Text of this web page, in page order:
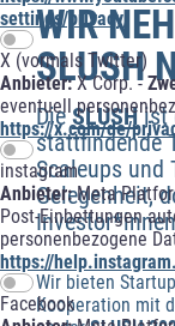
settings/privacy/
X (vormals Twitter)
Anbieter:X Corp. -
eventuell
https://x.com/de/
instagram
Anbieter:Meta
Post-Einbettungen
personenbezogene
https://
Facebook
WIR
SLUSH
DieSLUSHist
stattfindende
Scaleups und
Gelegenheit,
Wir bieten
Kooperation mit